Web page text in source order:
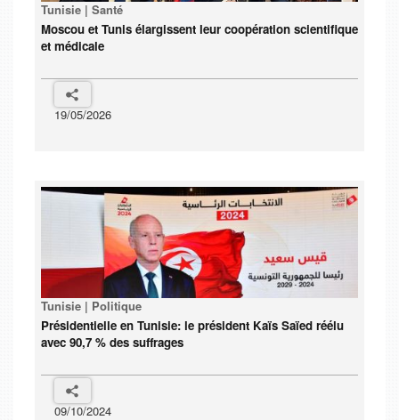
Tunisie | Santé
Moscou et Tunis élargissent leur coopération scientifique
et médicale
19/05/2026
Tunisie | Politique
Présidentielle en Tunisie: le président Kaïs Saïed réélu
avec 90,7 % des suffrages
09/10/2024